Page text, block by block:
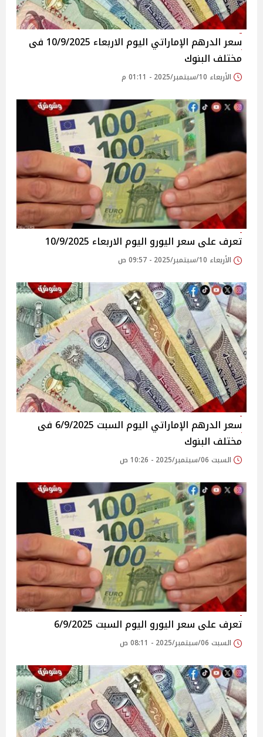
سعر الدرهم الإماراتي اليوم الاربعاء 10/9/2025 فى
مختلف البنوك
الأربعاء 10/سبتمبر/2025 - 01:11 م
تعرف على سعر اليورو اليوم الاربعاء 10/9/2025
الأربعاء 10/سبتمبر/2025 - 09:57 ص
سعر الدرهم الإماراتي اليوم السبت 6/9/2025 فى
مختلف البنوك
السبت 06/سبتمبر/2025 - 10:26 ص
تعرف على سعر اليورو اليوم السبت 6/9/2025
السبت 06/سبتمبر/2025 - 08:11 ص